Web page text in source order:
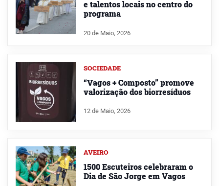
e talentos locais no centro do
programa
20 de Maio, 2026
SOCIEDADE
“Vagos + Composto” promove
valorização dos biorresíduos
12 de Maio, 2026
AVEIRO
1500 Escuteiros celebraram o
Dia de São Jorge em Vagos